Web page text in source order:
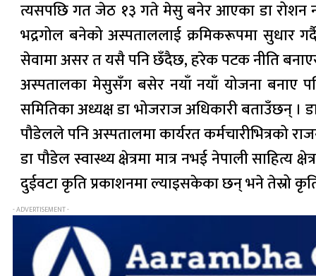
त्यसपछि गत जेठ १३ गते मेसु बनेर आएका डा रोशन
भद्रगोल बनेको अस्पताललाई क्रमिकरूपमा सुधार
सेवामा असर त यसै पनि छँदैछ, हरेक पटक नीति
अस्पतालका मेसुसँग बसेर नयाँ नयाँ योजना बनाए
समितिका अध्यक्ष डा भोजराज अधिकारी बताउँछन्
पौडेलले पनि अस्पतालमा कार्यरत कर्मचारीभित्रको
डा पौडेल स्वास्थ्य क्षेत्रमा मात्र नभई नेपाली
दुईवटा कृति प्रकाशनमा ल्याइसकेका छन् भने तेस्रो
- ADVERTISEMENT -